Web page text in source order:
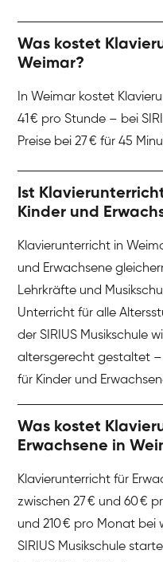
Was kostet
Weimar?
In Weimar kostet
41 € pro Stunde – bei
Preise bei 27 € für 45
Ist
Kinder und
Klavierunterricht in
und Erwachsene
Lehrkräfte und
Unterricht für alle
der SIRIUS Musikschule
altersgerecht gestaltet
für Kinder und
Was kostet
Erwachsene in
Klavierunterricht für
zwischen 27 € und 60 €
und 210 € pro Monat
SIRIUS Musikschule